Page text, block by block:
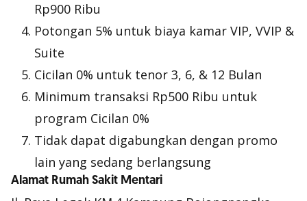
Rp900 Ribu
Potongan 5% untuk biaya kamar VIP, VVIP &
Suite
Cicilan 0% untuk tenor 3, 6, & 12 Bulan
Minimum transaksi Rp500 Ribu untuk
program Cicilan 0%
Tidak dapat digabungkan dengan promo
lain yang sedang berlangsung
Alamat Rumah Sakit Mentari